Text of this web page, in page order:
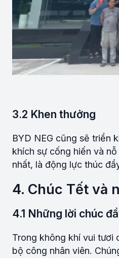
3.2 Khen thưởng
BYD NEG cũng sẽ triển
khích sự cống hiến và
nhất, là động lực thúc
4. Chúc Tết và
4.1 Những lời chúc
Trong không khí vui tươi
bộ công nhân viên.